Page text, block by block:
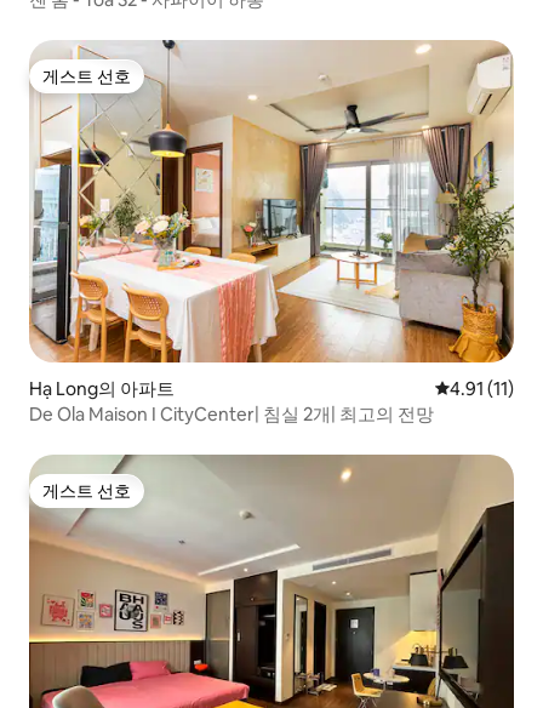
게스트 선호
게스트 선호
Hạ Long의 아파트 평점 4.91점
4.91 (11)
De Ola Maison I CityCenter| 침실 2개| 최고의 전망
게스트 선호
게스트 선호